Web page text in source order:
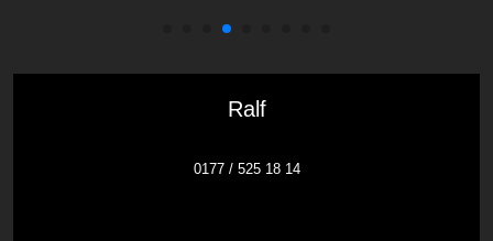
Ralf
0177 / 525 18 14